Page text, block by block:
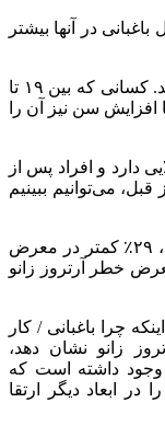
در آنها بیشتر
باغبانی همچنین عادتی است که با فرد می‌ماند. کسانی که بین ۱۹ تا
افزایش سن نیز آن را
دارد و افراد پس از
می‌توانیم ببینیم
محققان دریافتند افرادی که باغبانی می‌کردند، ۲۹٪ کمتر در معرض
تا ۲۹٪ کمتر در معرض خطر آرتروز زانو
چرا باغبانی / کار
زانو نشان دهد،
وجود داشته است که
ابعاد دیگر ارتقا